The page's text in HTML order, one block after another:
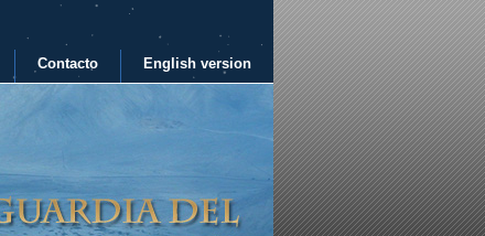
English version
Contacto